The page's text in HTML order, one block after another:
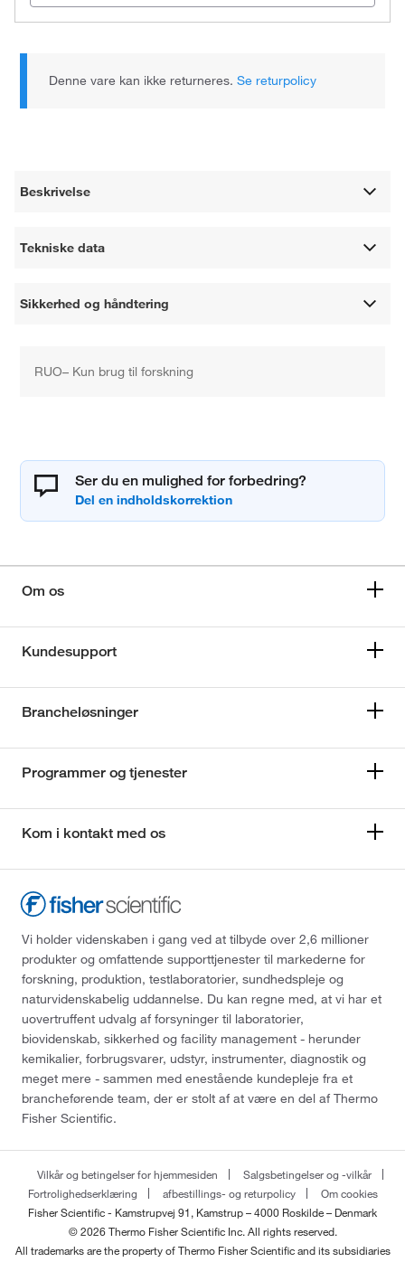
Denne vare kan ikke returneres.Se returpolicy
Beskrivelse
Tekniske data
Sikkerhed og håndtering
RUO– Kun brug til forskning
Ser du en mulighed for forbedring?
Om os
Kundesupport
Brancheløsninger
Programmer og tjenester
Kom i kontakt med os
Vi holder videnskaben i gang ved at tilbyde over 2,6 millioner
produkter og omfattende supporttjenester til markederne for
forskning, produktion, testlaboratorier, sundhedspleje og
naturvidenskabelig uddannelse. Du kan regne med, at vi har et
uovertruffent udvalg af forsyninger til laboratorier,
biovidenskab, sikkerhed og facility management - herunder
kemikalier, forbrugsvarer, udstyr, instrumenter, diagnostik og
meget mere - sammen med enestående kundepleje fra et
brancheførende team, der er stolt af at være en del af Thermo
Fisher Scientific.
Vilkår og betingelser for hjemmesiden
Salgsbetingelser og -vilkår
Fortrolighedserklæring
afbestillings- og returpolicy
Om cookies
Fisher Scientific - Kamstrupvej 91, Kamstrup – 4000 Roskilde – Denmark
© 2026 Thermo Fisher Scientific Inc. All rights reserved.
All trademarks are the property of Thermo Fisher Scientific and its subsidiaries